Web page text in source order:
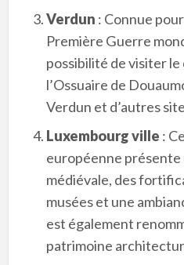
Verdun : Connue
Première Guerre
possibilité de visiter le
l’Ossuaire de
Verdun et d’autres
Luxembourg ville :
européenne présente
médiévale, des
musées et une
est également
patrimoine